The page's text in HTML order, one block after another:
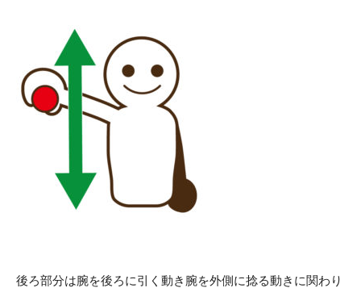
後ろ部分は腕を後ろに引く動き腕を外側に捻る動きに関わり